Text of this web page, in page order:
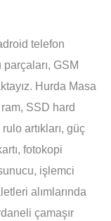
telefon
GSM
Hurda Masa
SSD hard
artıkları, güç
fotokopi
işlemci
alımlarında
çamaşır